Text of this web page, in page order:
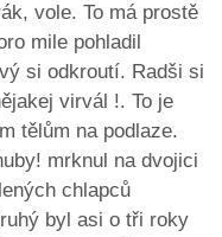
vole. To má prostě
mile pohladil
si odkroutí. Radši si
virvál !. To je
tělům na podlaze.
mrknul na dvojici
chlapců
byl asi o tři roky